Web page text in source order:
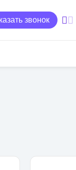
звонок